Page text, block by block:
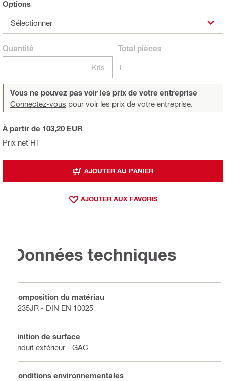
Options
Sélectionner
Quantité
Kits
Total pièces
1
Vous ne pouvez pas voir les prix de votre entreprise
Connectez-vous pour voir les prix de votre entreprise.
Prix net HT
À partir de 103,20 EUR
AJOUTER AU PANIER
AJOUTER AUX FAVORIS
Données techniques
Composition du matériau
S235JR - DIN EN 10025
Finition de surface
Enduit extérieur - GAC
Conditions environnementales